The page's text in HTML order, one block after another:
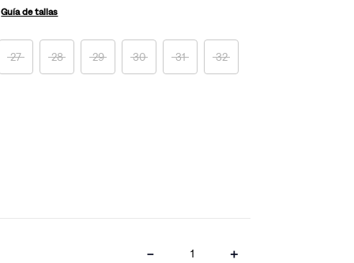
Guía de tallas
27 28 29 30 31 32
＋
－